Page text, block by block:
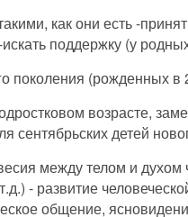
как они есть -
поддержку (у
поколения (рожденных в
возрасте,
сентябрьских детей
между телом и духом
- развитие
общение,